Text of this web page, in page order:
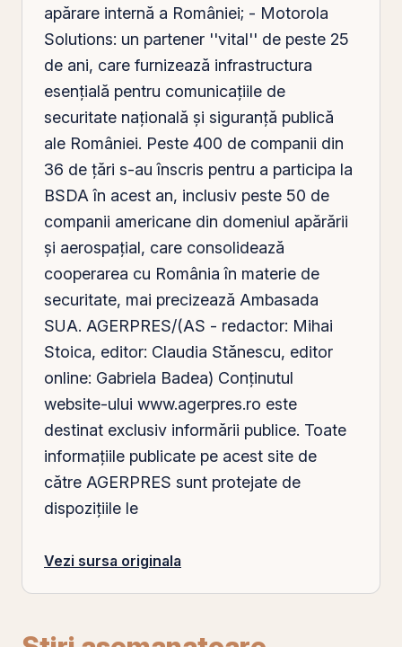
apărare internă a României; - Motorola
Solutions: un partener ''vital'' de peste 25
de ani, care furnizează infrastructura
esențială pentru comunicațiile de
securitate națională și siguranță publică
ale României. Peste 400 de companii din
36 de țări s-au înscris pentru a participa la
BSDA în acest an, inclusiv peste 50 de
companii americane din domeniul apărării
și aerospațial, care consolidează
cooperarea cu România în materie de
securitate, mai precizează Ambasada
SUA. AGERPRES/(AS - redactor: Mihai
Stoica, editor: Claudia Stănescu, editor
online: Gabriela Badea) Conținutul
website-ului www.agerpres.ro este
destinat exclusiv informării publice. Toate
informaţiile publicate pe acest site de
către AGERPRES sunt protejate de
dispoziţiile le
Vezi sursa originala